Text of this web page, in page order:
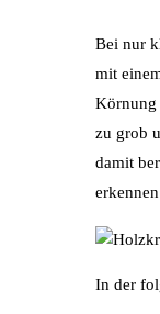
Bei nur
mit
Körnung
zu grob
damit
In der